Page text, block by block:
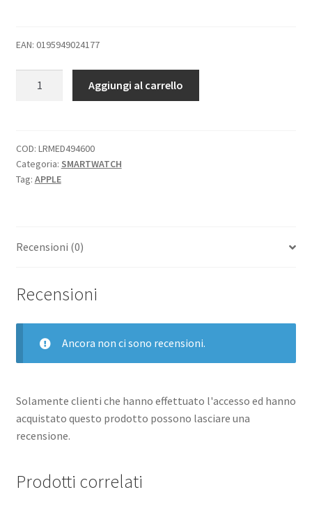
EAN: 0195949024177
GPS
+
CELLULAR
STARLIGHT
CINTURINO
SPORT
LOOP
STARLIGHT
Aggiungi al carrello
COD: LRMED494600
Categoria: SMARTWATCH
Tag: APPLE
Recensioni (0)
Recensioni
Ancora non ci sono recensioni.
Solamente clienti che hanno effettuato l'accesso ed hanno
acquistato questo prodotto possono lasciare una
recensione.
Prodotti correlati